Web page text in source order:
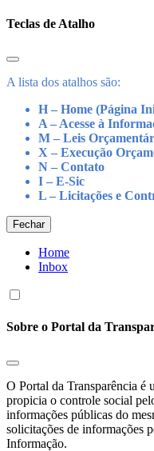
Teclas de Atalho
A lista dos atalhos são:
H – Home (Página
A – Acesse à
M – Leis
X – Execução
N – Contato
I – E-Sic
L – Licitações e
Fechar
Home
Inbox
Sobre o Portal da
O Portal da Transparência
propicia o controle social
informações públicas do
solicitações de informações
Informação.